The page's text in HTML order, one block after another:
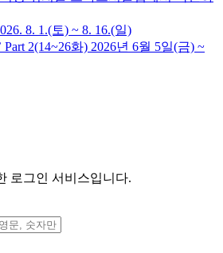
로그인 서비스입니다.